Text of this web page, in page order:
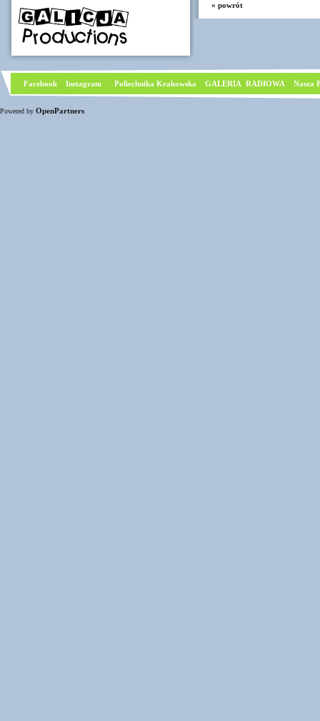
« powrót
Facebook Instagram Poliechnika Krakowska GALERIA RADIOWA Nasza
Powered by OpenPartners